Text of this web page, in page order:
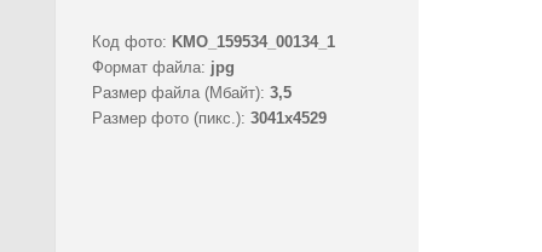
Код фото: KMO_159534_00134_1
Формат файла: jpg
Размер файла (Мбайт): 3,5
Размер фото (пикс.): 3041x4529